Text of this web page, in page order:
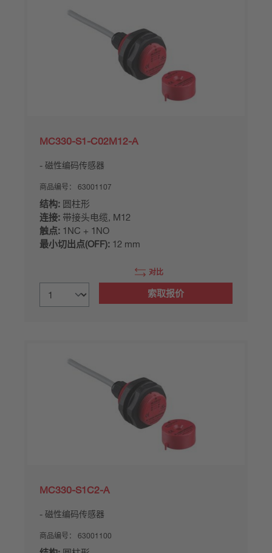
MC330-S1-C02M12-A
磁性编码传感器
商品编号： 63001107
结构: 圆柱形
连接: 带接头电缆, M12
触点: 1NC + 1NO
最小切出点(OFF): 12 mm
对比
索取报价
MC330-S1C2-A
磁性编码传感器
商品编号： 63001100